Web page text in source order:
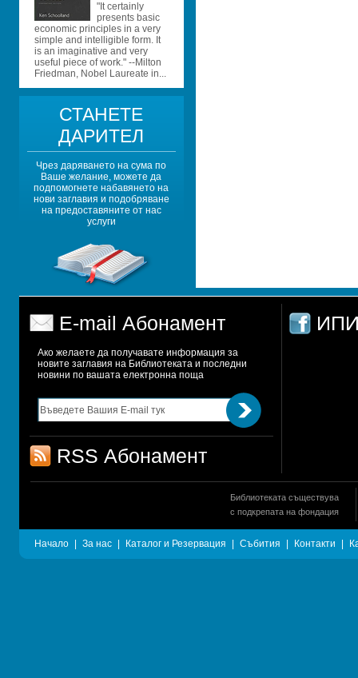
"It certainly
presents basic
economic principles in a very
simple and intelligible form. It
is an imaginative and very
useful piece of work." --Milton
Friedman, Nobel Laureate in...
СТАНЕТЕ
ДАРИТЕЛ
Чрез даряването на сума по
Ваше желание, можете да
подпомогнете набавянето на
нови заглавия и подобряване
на предоставяните от нас
услуги
E-mail Абонамент
Ако желаете да получавате информация за
новите заглавия на Библиотеката и последни
новини по вашата електронна поща
RSS Абонамент
ИПИ
Библиотеката съществува
с подкрепата на фондация
Начало За нас Каталог и Резервация Събития Контакти